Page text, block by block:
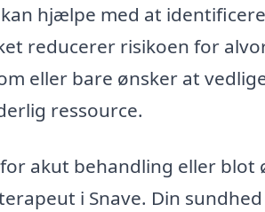
hjælpe med at
reducerer risikoen for
eller bare ønsker at
ressource.
akut behandling eller
i Snave. Din